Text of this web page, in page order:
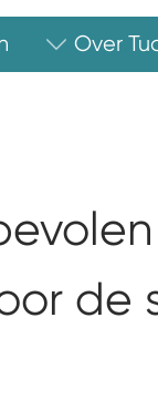
Over
de